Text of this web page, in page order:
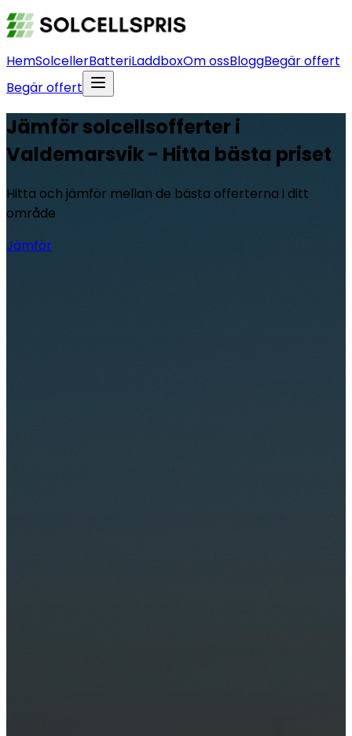
HemSolcellerBatteriLaddboxOm ossBloggBegär offert
Begär offert
Jämför solcellsofferter i
Valdemarsvik - Hitta bästa priset
Hitta och jämför mellan de bästa offerterna i ditt
område
Jämför